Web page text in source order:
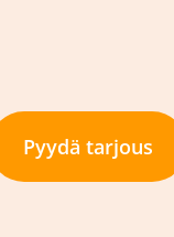
Pyydä tarjous